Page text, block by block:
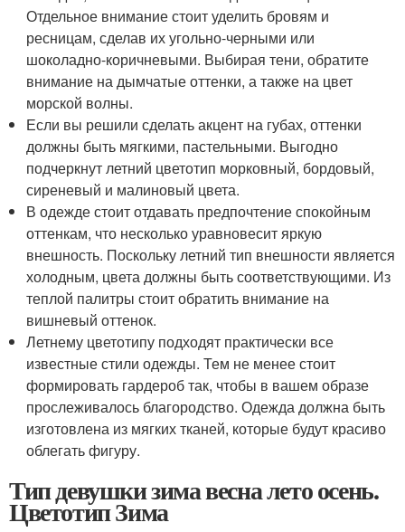
Отдельное внимание стоит уделить бровям и
ресницам, сделав их угольно-черными или
шоколадно-коричневыми. Выбирая тени, обратите
внимание на дымчатые оттенки, а также на цвет
морской волны.
Если вы решили сделать акцент на губах, оттенки
должны быть мягкими, пастельными. Выгодно
подчеркнут летний цветотип морковный, бордовый,
сиреневый и малиновый цвета.
В одежде стоит отдавать предпочтение спокойным
оттенкам, что несколько уравновесит яркую
внешность. Поскольку летний тип внешности является
холодным, цвета должны быть соответствующими. Из
теплой палитры стоит обратить внимание на
вишневый оттенок.
Летнему цветотипу подходят практически все
известные стили одежды. Тем не менее стоит
формировать гардероб так, чтобы в вашем образе
прослеживалось благородство. Одежда должна быть
изготовлена из мягких тканей, которые будут красиво
облегать фигуру.
Тип девушки зима весна лето осень.
Цветотип Зима